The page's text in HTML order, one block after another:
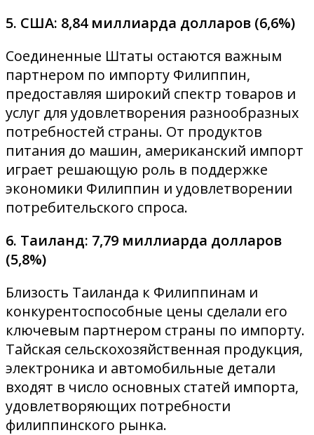
5. США: 8,84 миллиарда долларов (6,6%)
Соединенные Штаты остаются важным
партнером по импорту Филиппин,
предоставляя широкий спектр товаров и
услуг для удовлетворения разнообразных
потребностей страны. От продуктов
питания до машин, американский импорт
играет решающую роль в поддержке
экономики Филиппин и удовлетворении
потребительского спроса.
6. Таиланд: 7,79 миллиарда долларов
(5,8%)
Близость Таиланда к Филиппинам и
конкурентоспособные цены сделали его
ключевым партнером страны по импорту.
Тайская сельскохозяйственная продукция,
электроника и автомобильные детали
входят в число основных статей импорта,
удовлетворяющих потребности
филиппинского рынка.